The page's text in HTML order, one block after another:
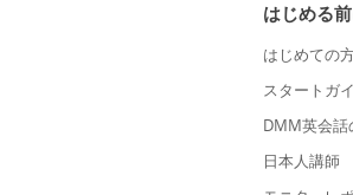
はじめる
はじめての
スタートガ
DMM英会話
日本人講師